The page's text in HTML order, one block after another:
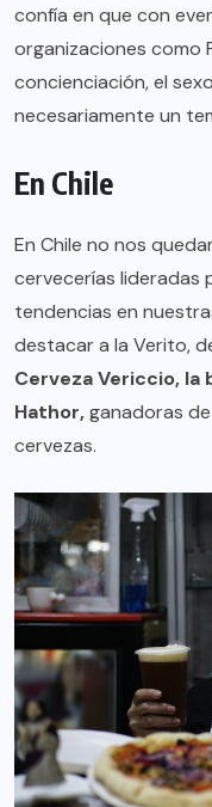
confía en que con
organizaciones como
concienciación, el
necesariamente un
En Chile
En Chile no nos
cervecerías lideradas
tendencias en
destacar a la Verito,
Cerveza Vericcio,
Hathor,ganadoras
cervezas.